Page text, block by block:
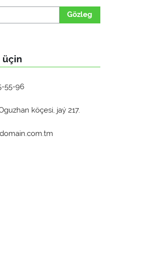
Gözleg
üçin
55-96
köçesi, jaý 217.